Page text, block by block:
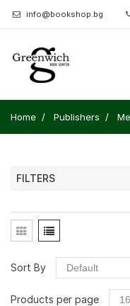
info@bookshop.bg
Home Publishers
FILTERS
Sort By
Products per page